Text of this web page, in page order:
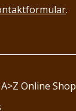
.
Online Shop